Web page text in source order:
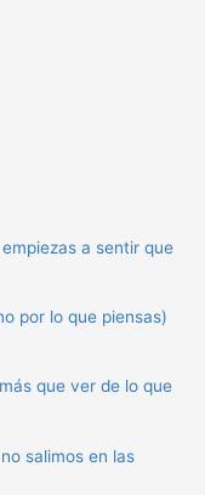
a sentir que
por lo que piensas)
que ver de lo que
salimos en las